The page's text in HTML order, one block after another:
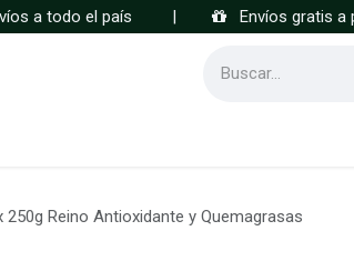
a todo el país | Envíos gratis a
Reino Antioxidante y Quemagrasas